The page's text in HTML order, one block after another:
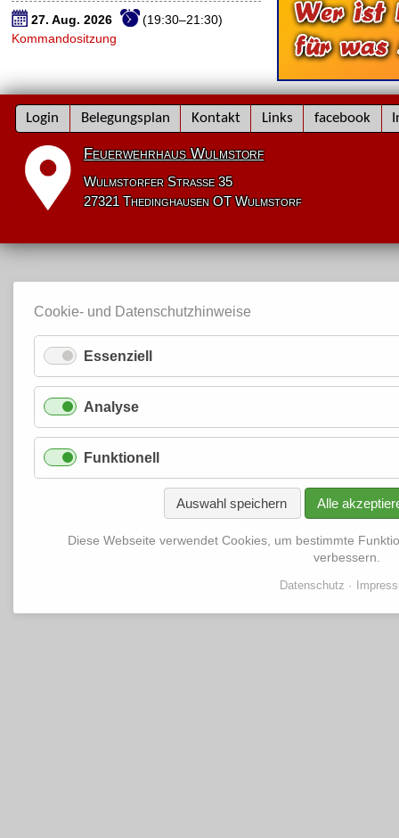
27. Aug. 2026
(19:30–21:30)
Kommandositzung
Navigation
überspringen
Login Belegungsplan Kontakt Links facebook
Feuerwehrhaus Wulmstorf
Wulmstorfer Straße 35
27321 Thedinghausen OT Wulmstorf
Cookie- und Datenschutzhinweise
Essenziell
Analyse
Funktionell
Auswahl speichern Alle
Diese Webseite verwendet Cookies, um bestimmte
verbessern.
Datenschutz